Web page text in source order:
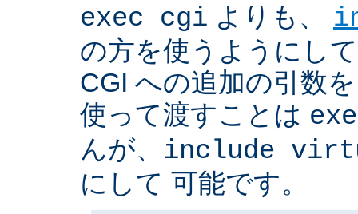
exec cgi よりも、
の方を使うようにし
CGI への追加の引数
使って渡すことは
んが、 include
にして 可能です。